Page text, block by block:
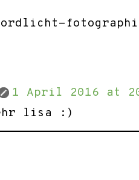
1 April 2016 at
lisa :)